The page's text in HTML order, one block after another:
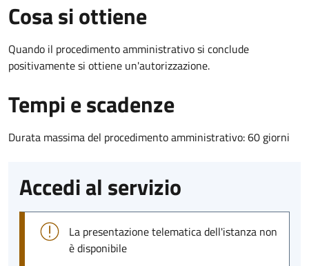
Cosa si ottiene
Quando il procedimento amministrativo si conclude
positivamente si ottiene un'autorizzazione.
Tempi e scadenze
Durata massima del procedimento amministrativo: 60 giorni
Accedi al servizio
La presentazione telematica dell'istanza non
è disponibile